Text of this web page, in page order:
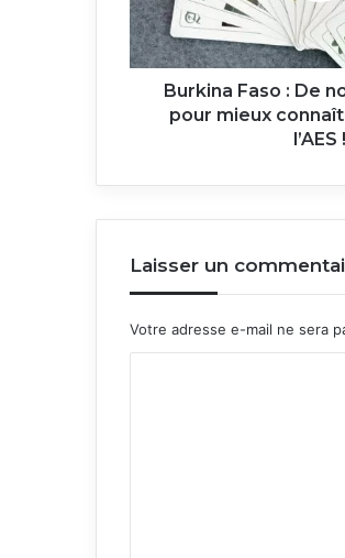
pour
mieux
connaître
!
Burkina Faso : De
pour mieux
l’AES !
Laisser un
Votre adresse e-mail ne sera